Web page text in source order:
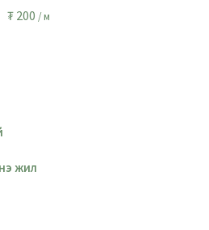
₮200 / м
жил